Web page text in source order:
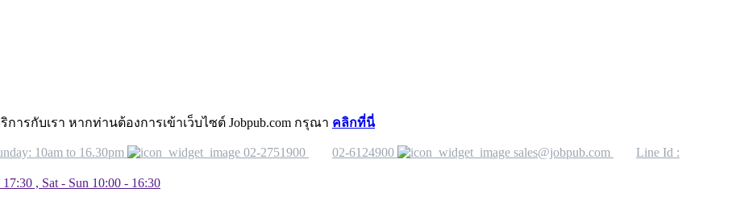
ารกับเรา หากท่านต้องการเข้าเว็บไซต์ Jobpub.com กรุณา คลิกที่นี่
10am to 16.30pm 02-2751900 02-6124900 sales@jobpub.com
Line Id :
, Sat - Sun 10:00 - 16:30